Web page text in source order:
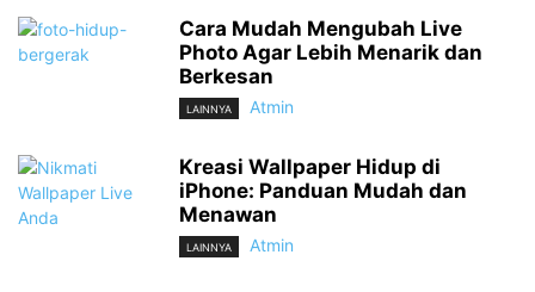
Cara Mudah Mengubah Live
Photo Agar Lebih Menarik dan
Berkesan
LAINNYA Atmin
Kreasi Wallpaper Hidup di
iPhone: Panduan Mudah dan
Menawan
LAINNYA Atmin